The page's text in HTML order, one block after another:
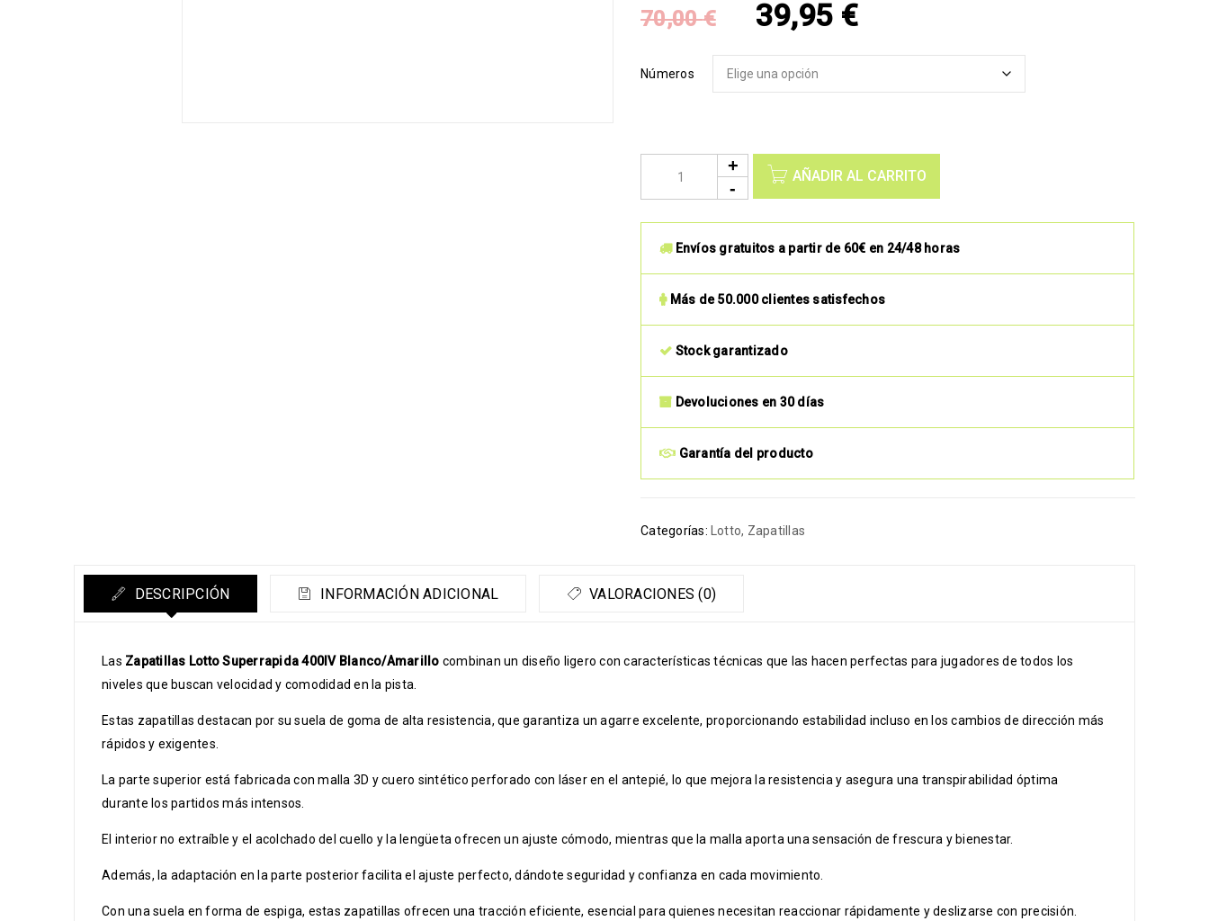
70,00€ 39,95 €
Números
AÑADIR AL CARRITO
Envíos gratuitos a partir de 60€ en 24/48 horas
Más de 50.000 clientes satisfechos
Stock garantizado
Devoluciones en 30 días
Garantía del producto
Categorías: Lotto, Zapatillas
DESCRIPCIÓN INFORMACIÓN ADICIONAL VALORACIONES (0)
Las Zapatillas Lotto Superrapida 400IV Blanco/Amarillo combinan un diseño ligero con características técnicas que las hacen perfectas para jugadores de todos los
niveles que buscan velocidad y comodidad en la pista.
Estas zapatillas destacan por su suela de goma de alta resistencia, que garantiza un agarre excelente, proporcionando estabilidad incluso en los cambios de dirección más
rápidos y exigentes.
La parte superior está fabricada con malla 3D y cuero sintético perforado con láser en el antepié, lo que mejora la resistencia y asegura una transpirabilidad óptima
durante los partidos más intensos.
El interior no extraíble y el acolchado del cuello y la lengüeta ofrecen un ajuste cómodo, mientras que la malla aporta una sensación de frescura y bienestar.
Además, la adaptación en la parte posterior facilita el ajuste perfecto, dándote seguridad y confianza en cada movimiento.
Con una suela en forma de espiga, estas zapatillas ofrecen una tracción eficiente, esencial para quienes necesitan reaccionar rápidamente y deslizarse con precisión.